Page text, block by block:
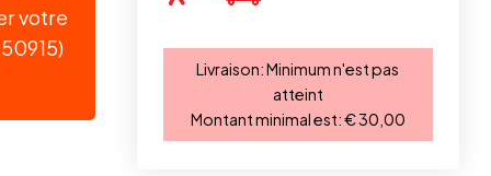
votre
Livraison:Minimum n'est pas
atteint
Montant minimal est:€ 30,00